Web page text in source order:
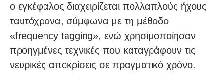
ο εγκέφαλος διαχειρίζεται πολλαπλούς ήχους
ταυτόχρονα, σύμφωνα με τη μέθοδο
«frequency tagging», ενώ χρησιμοποίησαν
προηγμένες τεχνικές που καταγράφουν τις
νευρικές αποκρίσεις σε πραγματικό χρόνο.